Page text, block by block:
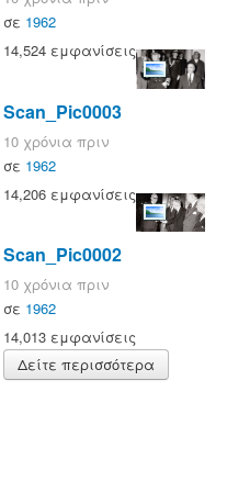
σε 1962
14,524 εμφανίσεις
Scan_Pic0003
10 χρόνια πριν
σε 1962
14,206 εμφανίσεις
Scan_Pic0002
10 χρόνια πριν
σε 1962
14,013 εμφανίσεις
Δείτε περισσότερα